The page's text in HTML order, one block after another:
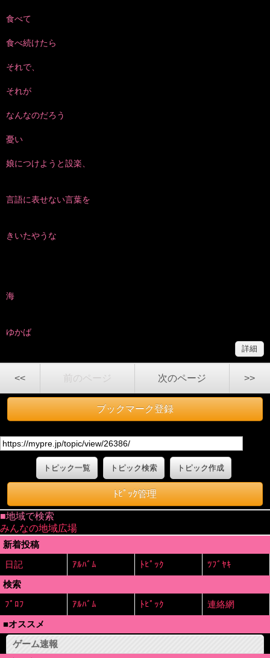
食べて
食べ続けたら
それで、
それが
なんなのだろう
憂い
娘につけようと設楽、
言語に表せない言葉を
きいたやうな
海
ゆかば
詳細
<< 前のページ 次のページ >>
ブックマーク登録
トピック一覧 トピック検索 トピック作成
ﾄﾋﾟｯｸ管理
■地域で検索
みんなの地域広場
新着投稿
日記
ｱﾙﾊﾞﾑ ﾄﾋﾟｯｸ
ﾂﾌﾞﾔｷ
検索
ﾌﾟﾛﾌ
ｱﾙﾊﾞﾑ ﾄﾋﾟｯｸ
連絡網
■オススメ
ゲーム速報